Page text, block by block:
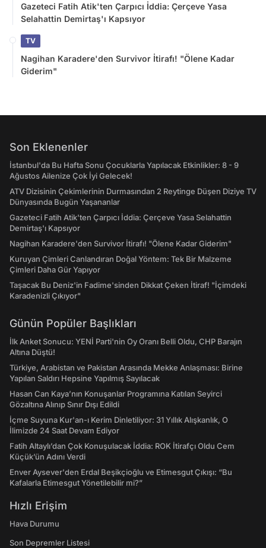
Gazeteci Fatih Atik'ten Çarpıcı İddia: Çerçeve Yasa
Selahattin Demirtaş'ı Kapsıyor
TV
Nagihan Karadere'den Survivor İtirafı! "Ölene Kadar
Giderim"
Son Eklenenler
İstanbul'da Bu Hafta Sonu Çocuklarla Yapılacak Etkinlikler: 8 - 9
Ağustos Ailenize Çok İyi Gelecek!
ATV Dizisinin Çekimlerinin Durmasından 2 Reytinge Düşen Diziye TV
Dünyasında Bugün Yaşananlar
Gazeteci Fatih Atik'ten Çarpıcı İddia: Çerçeve Yasa Selahattin
Demirtaş'ı Kapsıyor
Nagihan Karadere'den Survivor İtirafı! "Ölene Kadar Giderim"
Kuruyan Çimleri Canlandıran Doğal Yöntem: Tek Bir Malzeme
Çimleri Daha Gür Yapıyor
Taşacak Bu Deniz'in Fadime'sinden Dikkat Çeken İtiraf! "İçimdeki
Karadenizli Çıkıyor"
Günün Popüler Başlıkları
İlk Anket Sonucu: YENİ Parti'nin Oy Oranı Belli Oldu, CHP Barajın
Altına Düştü!
Türkiye, Arabistan ve Pakistan Arasında Mekke Anlaşması: Birine
Yapılan Saldırı Hepsine Yapılmış Sayılacak
Hasan Can Kaya’nın Konuşanlar Programına Katılan Seyirci
Gözaltına Alınıp Sınır Dışı Edildi
İçme Suyuna Kur'an-ı Kerim Dinletiliyor: 31 Yıllık Alışkanlık, O
İlimizde 24 Saat Devam Ediyor
Fatih Altaylı’dan Çok Konuşulacak İddia: ROK İtirafçı Oldu Cem
Küçük’ün Adını Verdi
Enver Aysever'den Erdal Beşikçioğlu ve Etimesgut Çıkışı: “Bu
Kafalarla Etimesgut Yönetilebilir mi?”
Hızlı Erişim
Hava Durumu
Son Depremler Listesi